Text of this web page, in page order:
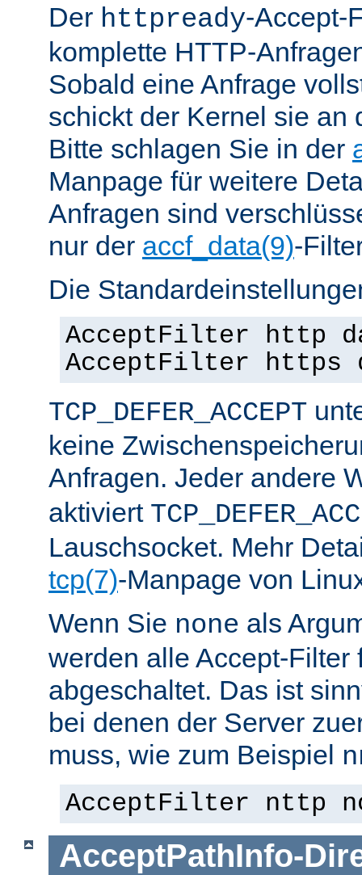
Der httpready-Accept-
komplette HTTP-
Sobald eine Anfrage
schickt der Kernel sie an
Bitte schlagen Sie in der
Manpage für weitere
Anfragen sind
nur der accf_data(9)-
Die
AcceptFilter http
AcceptFilter https
TCP_DEFER_ACCEPT
keine
Anfragen. Jeder andere
aktiviert
Lauschsocket. Mehr
tcp(7)-Manpage von
Wenn Sie none als
werden alle Accept-Filter
abgeschaltet. Das ist
bei denen der Server
muss, wie zum Beispiel
AcceptFilter nttp
AcceptPathInfo-